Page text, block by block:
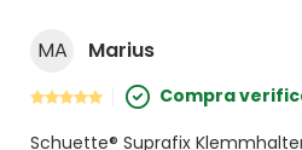
MA Marius
Compra
Schuette® Suprafix